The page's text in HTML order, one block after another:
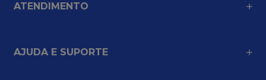
ATENDIMENTO
AJUDA E SUPORTE